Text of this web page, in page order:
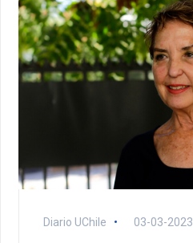
Diario UChile 03-03-2023